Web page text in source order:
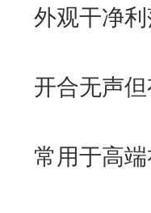
外观干净利
开合无声但
常用于高端